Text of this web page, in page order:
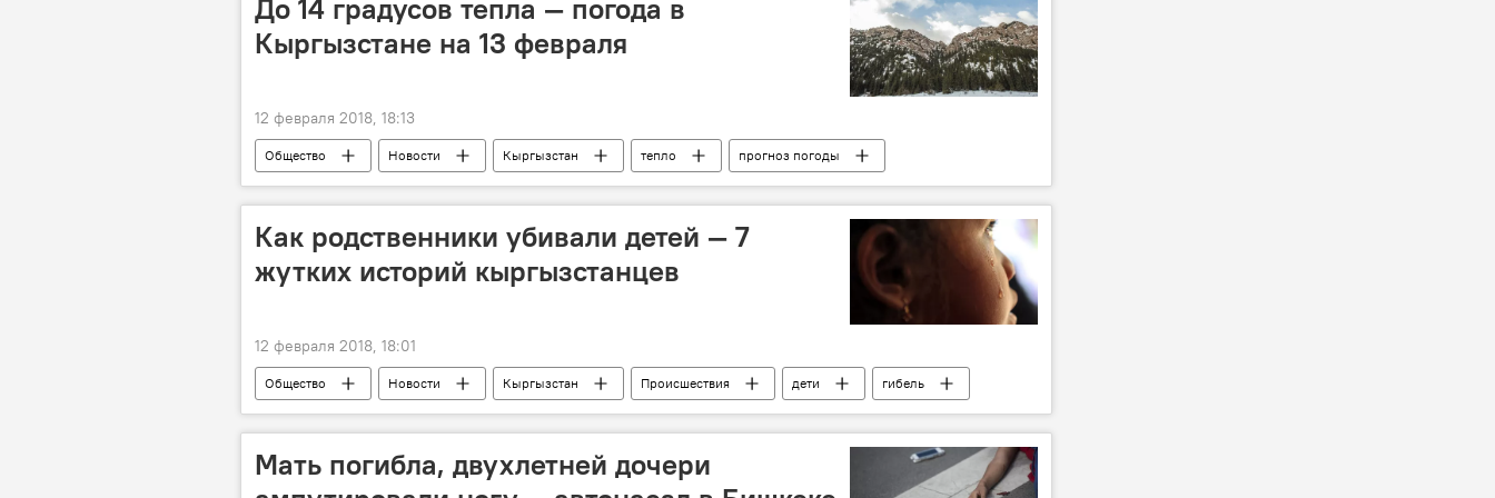
До 14 градусов тепла — погода в
Кыргызстане на 13 февраля
12 февраля 2018, 18:13
Общество Новости Кыргызстан тепло
прогноз погоды
погода в Кыргызстане
Как родственники убивали детей — 7
жутких историй кыргызстанцев
12 февраля 2018, 18:01
Общество Новости Кыргызстан Происшествия дети
гибель
преступление
Мать погибла, двухлетней дочери